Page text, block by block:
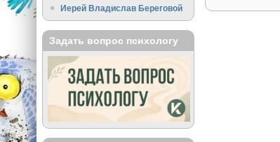
Иерей Владислав Береговой
Задать вопрос психологу